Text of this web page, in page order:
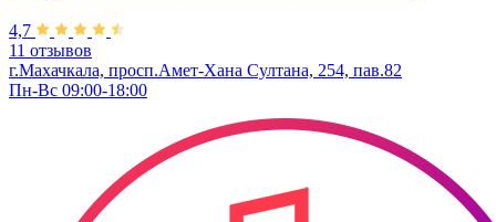
4,7
11 отзывов
г.Махачкала, просп.Амет-Хана Султана, 254, пав.82
Пн-Вс 09:00-18:00